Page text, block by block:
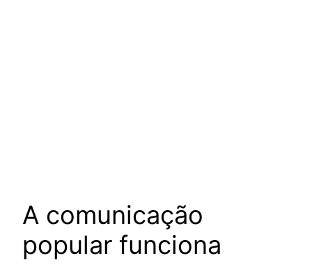
A comunicação
popular funciona